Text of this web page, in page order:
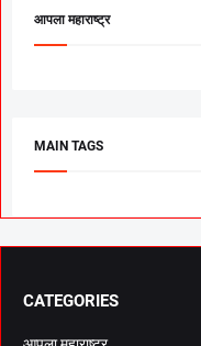
आपला महाराष्ट्र
MAIN TAGS
CATEGORIES